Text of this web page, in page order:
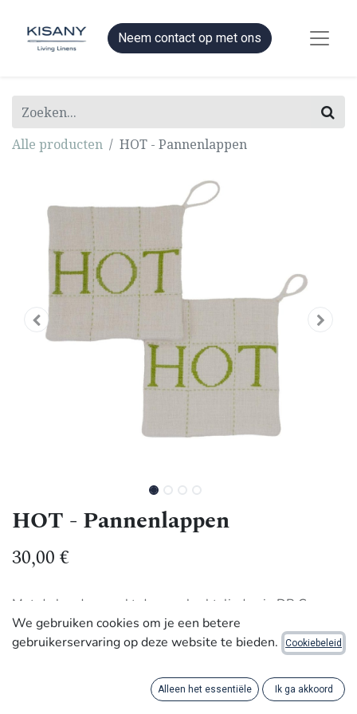
Neem contact op met ons
Alle producten HOT - Pannenlappen
HOT - Pannenlappen
30,00€
Met de hand gemaakt door ambachtslieden in DR Congo.
Mooie pannenlappen, perfect voor koks die je kent. Elk
We gebruiken cookies om je een betere
gebruikerservaring op deze website te bieden.
Cookiebeleid
Alleen het essentiële Ik ga akkoord